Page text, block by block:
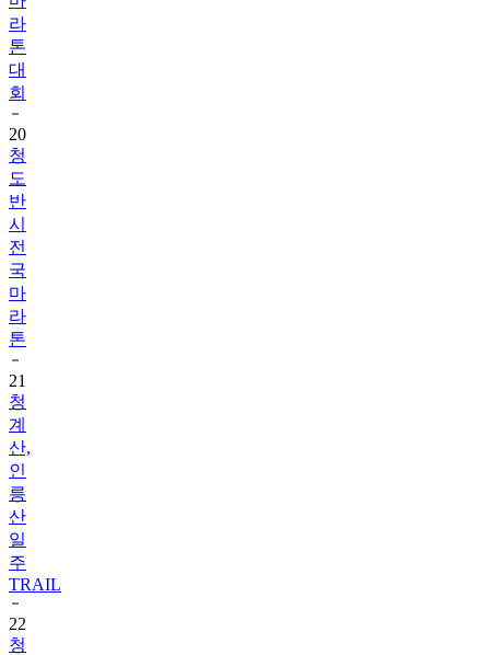
라
톤
대
회
20
청
도
반
시
전
국
마
라
톤
21
청
계
산,
인
릉
산
일
주
TRAIL
22
청